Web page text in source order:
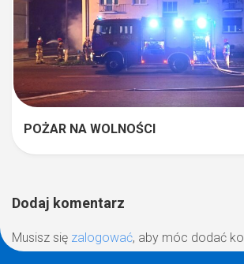
POŻAR NA WOLNOŚCI
Dodaj komentarz
Musisz się zalogować, aby móc dodać